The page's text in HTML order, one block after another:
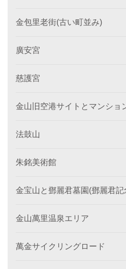
金包里老街(古い町並み)
廣安宮
慈護宮
金山旧空港サイトとマンショ
法鼓山
朱銘美術館
金宝山と鄧麗君墓園(鄧麗君
金山萬里温泉エリア
萬金サイクリングロード